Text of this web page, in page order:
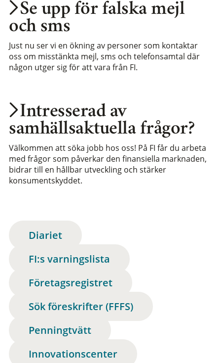
Intresserad av
samhällsaktuella frågor?
Välkommen att söka jobb hos oss! På FI får du arbeta
med frågor som påverkar den finansiella marknaden,
bidrar till en hållbar utveckling och stärker
konsumentskyddet.
Se upp för falska mejl
och sms
Just nu ser vi en ökning av personer som kontaktar
oss om misstänkta mejl, sms och telefonsamtal där
någon utger sig för att vara från FI.
Diariet
FI:s varningslista
Företagsregistret
Sök föreskrifter (FFFS)
Penningtvätt
Innovationscenter